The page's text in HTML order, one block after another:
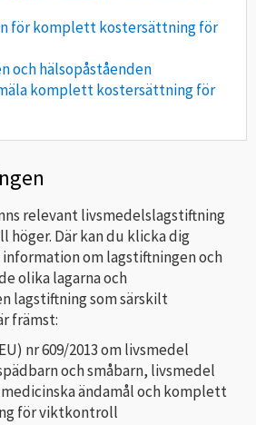
för komplett kostersättning för
och hälsopåståenden
komplett kostersättning för
relevant livsmedelslagstiftning
höger. Där kan du klicka dig
information om lagstiftningen och
olika lagarna och
lagstiftning som särskilt
främst:
nr 609/2013 om livsmedel
och småbarn, livsmedel
ändamål och komplett
för viktkontroll